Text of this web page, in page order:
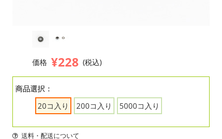
価格 ¥228 (税込)
商品選択：
20コ入り
200コ入り 5000コ入り
送料・配送について